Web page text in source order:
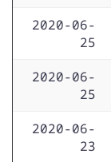
2020-06-
25
2020-06-
25
2020-06-
23